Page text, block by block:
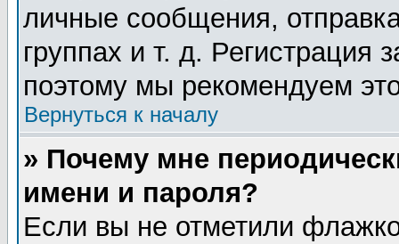
личные сообщения,
группах и т. д. Регистрация
поэтому мы рекомендуем
Вернуться к началу
» Почему мне
имени и пароля?
Если вы не отметили